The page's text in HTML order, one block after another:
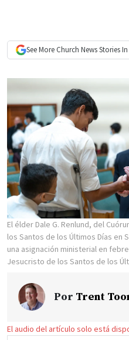
See More Church NewsStories
El élder Dale G. Renlund, del
los Santos de los Últimos Días en
una asignación ministerial en
Jesucristo de los Santos de los
Por Trent
El audio del artículo solo está